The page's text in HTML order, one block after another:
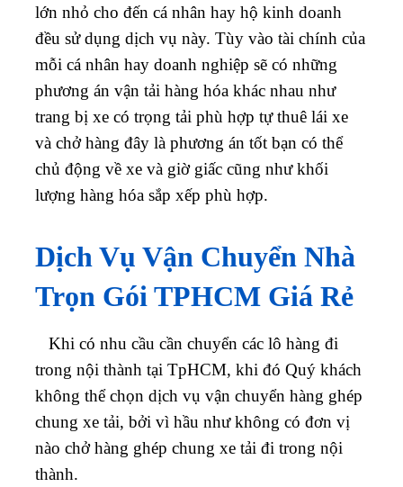
lớn nhỏ cho đến cá nhân hay hộ kinh doanh
đều sử dụng dịch vụ này. Tùy vào tài chính của
mỗi cá nhân hay doanh nghiệp sẽ có những
phương án vận tải hàng hóa khác nhau như
trang bị xe có trọng tải phù hợp tự thuê lái xe
và chở hàng đây là phương án tốt bạn có thể
chủ động về xe và giờ giấc cũng như khối
lượng hàng hóa sắp xếp phù hợp.
Dịch Vụ Vận Chuyển Nhà
Trọn Gói TPHCM Giá Rẻ
Khi có nhu cầu cần chuyển các lô hàng đi
trong nội thành tại TpHCM, khi đó Quý khách
không thể chọn dịch vụ vận chuyển hàng ghép
chung xe tải, bởi vì hầu như không có đơn vị
nào chở hàng ghép chung xe tải đi trong nội
thành.